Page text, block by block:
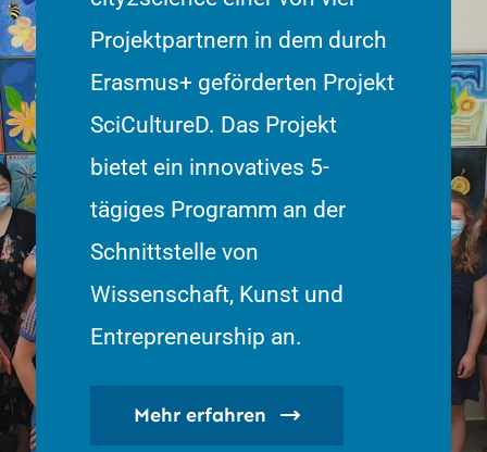
Projektpartnern in dem durch
Erasmus+ geförderten Projekt
SciCultureD. Das Projekt
bietet ein innovatives 5-
tägiges Programm an der
Schnittstelle von
Wissenschaft, Kunst und
Entrepreneurship an.
Mehr erfahren